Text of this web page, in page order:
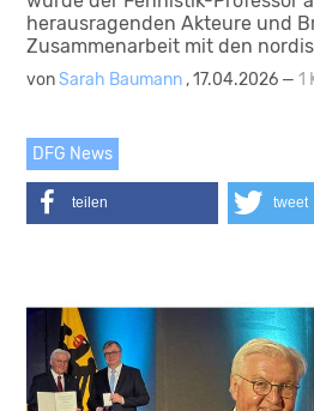
herausragenden Akteure und
Zusammenarbeit mit den
vonSarah Baumann , 17.04.2026 —1
DFG News
teilen tweet